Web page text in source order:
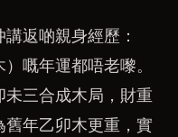
返啲親身經歷：
嘅年運都唔老嚟。
三合成木局，財重
年乙卯木更重，實